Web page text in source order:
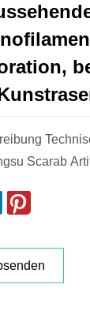
Scarab